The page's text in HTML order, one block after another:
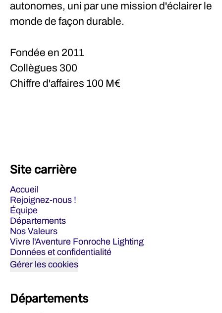
autonomes, uni par une mission d'éclairer le
monde de façon durable.
Fondée en 2011
Collègues 300
Chiffre d'affaires 100 M€
Site carrière
Accueil
Rejoignez-nous !
Équipe
Départements
Nos Valeurs
Vivre l'Aventure Fonroche Lighting
Données et confidentialité
Gérer les cookies
Départements